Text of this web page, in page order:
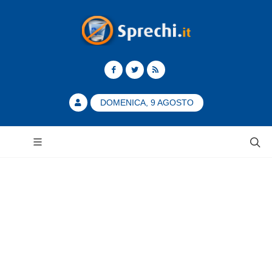
DOMENICA, 9 AGOSTO